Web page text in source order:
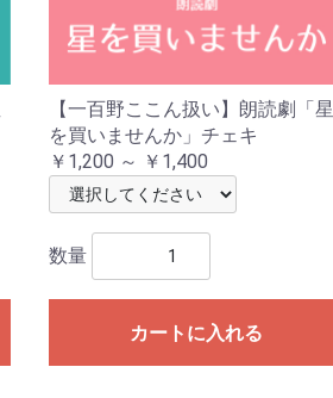
【一百野ここん扱い】朗読劇「星
を買いませんか」チェキ
￥1,200 ～ ￥1,400
数量
カートに入れる